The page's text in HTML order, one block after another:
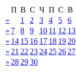
П В С Ч П С В
»
1 2 3 4 5
6
» 7 8 9 10 11 12 13
» 14 15 16 17 18 19 20
» 21 22 23 24 25 26 27
» 28 2930